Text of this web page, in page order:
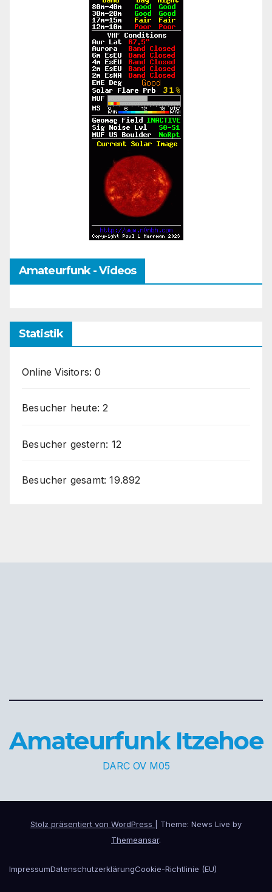
Amateurfunk - Videos
Statistik
Online Visitors:0
Besucher heute:2
Besucher gestern: 12
Besucher gesamt:19.892
Amateurfunk Itzehoe
DARC OV M05
Stolz präsentiert von WordPress
Theme: News Live by
Themeansar.
ImpressumDatenschutzerklärungCookie-Richtlinie (EU)